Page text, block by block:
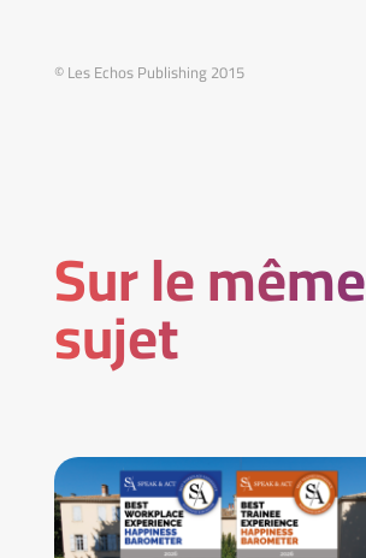
© Les Echos Publishing 2015
Sur le même
sujet